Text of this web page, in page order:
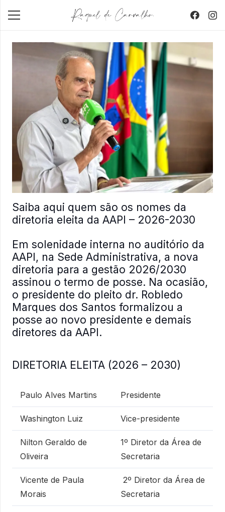
Saiba aqui quem são os nomes da
diretoria eleita da AAPI – 2026-2030
Em solenidade interna no auditório da
AAPI, na Sede Administrativa, a nova
diretoria para a gestão 2026/2030
assinou o termo de posse. Na ocasião,
o presidente do pleito dr. Robledo
Marques dos Santos formalizou a
posse ao novo presidente e demais
diretores da AAPI.
DIRETORIA ELEITA (2026 – 2030)
Paulo Alves Martins Presidente
Washington Luiz Vice-presidente
Nilton Geraldo de
Oliveira
1º Diretor da Área de
Secretaria
Vicente de Paula
Morais
2º Diretor da Área de
Secretaria